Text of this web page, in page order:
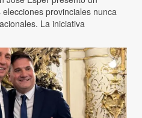
provinciales nunca
La iniciativa